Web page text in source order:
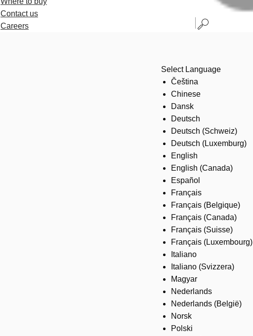
Contact us
Careers
Select Language
Čeština
Chinese
Dansk
Deutsch
Deutsch (Schweiz)
Deutsch (Luxemburg)
English
English (Canada)
Español
Français
Français (Belgique)
Français (Canada)
Français (Suisse)
Français (Luxembourg)
Italiano
Italiano (Svizzera)
Magyar
Nederlands
Nederlands (België)
Norsk
Polski